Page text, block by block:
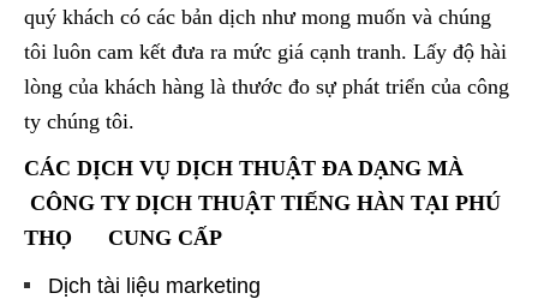
quý khách có các bản dịch như mong muốn và chúng
tôi luôn cam kết đưa ra mức giá cạnh tranh. Lấy độ hài
lòng của khách hàng là thước đo sự phát triển của công
ty chúng tôi.
CÁC DỊCH VỤ DỊCH THUẬT ĐA DẠNG MÀ
CÔNG TY DỊCH THUẬT TIẾNG HÀN TẠI PHÚ
THỌ CUNG CẤP
Dịch tài liệu marketing